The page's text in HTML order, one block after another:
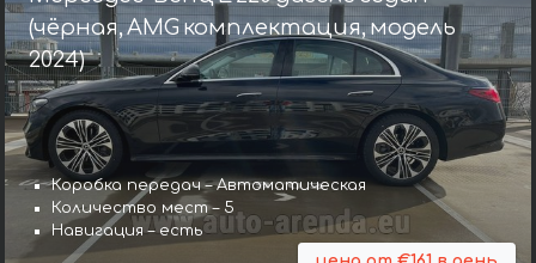
(чёрная, AMG комплектация, модель
2024)
Коробка передач – Автоматическая
Количество мест – 5
Навигация – есть